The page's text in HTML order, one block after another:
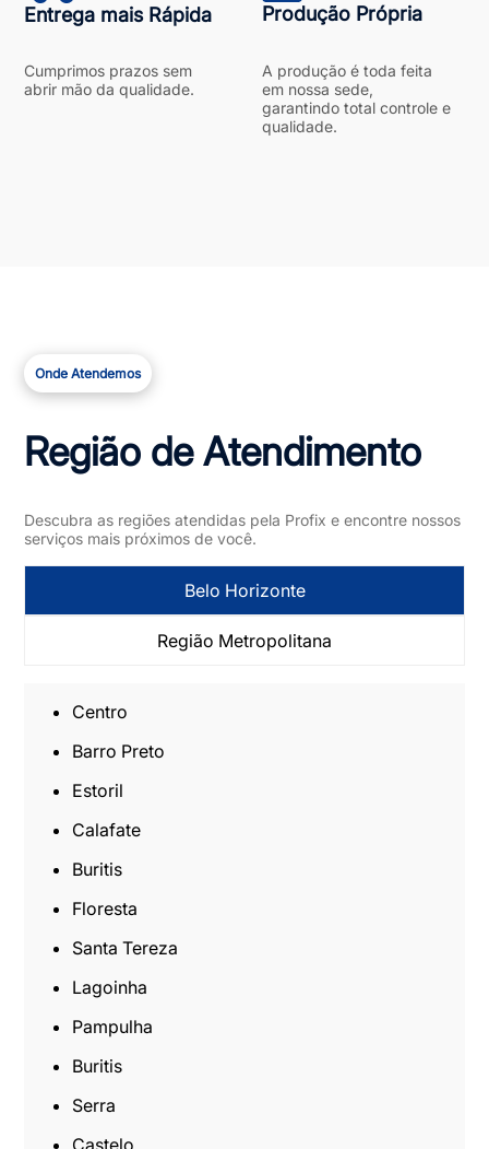
Entrega mais Rápida Produção Própria
Cumprimos prazos sem
abrir mão da qualidade.
A produção é toda feita
em nossa sede,
garantindo total controle e
qualidade.
Onde Atendemos
Região de Atendimento
Descubra as regiões atendidas pela Profix e encontre nossos
serviços mais próximos de você.
Belo Horizonte
Região Metropolitana
Centro
Barro Preto
Estoril
Calafate
Buritis
Floresta
Santa Tereza
Lagoinha
Pampulha
Buritis
Serra
Castelo